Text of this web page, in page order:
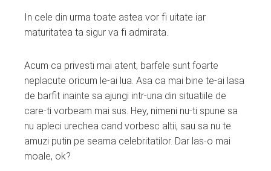
In cele din urma toate astea vor fi uitate iar
maturitatea ta sigur va fi admirata.
Acum ca privesti mai atent, barfele sunt foarte
neplacute oricum le-ai lua. Asa ca mai bine te-ai lasa
de barfit inainte sa ajungi intr-una din situatiile de
care-ti vorbeam mai sus. Hey, nimeni nu-ti spune sa
nu apleci urechea cand vorbesc altii, sau sa nu te
amuzi putin pe seama celebritatilor. Dar las-o mai
moale, ok?